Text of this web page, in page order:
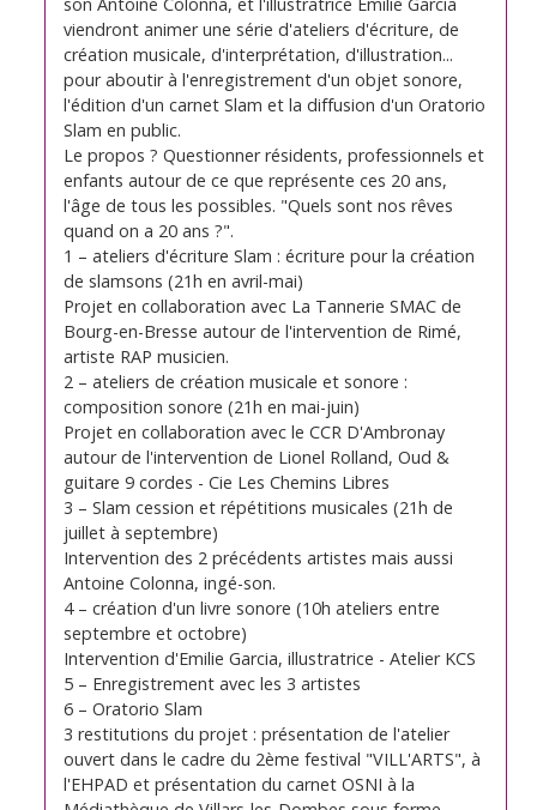
viendront animer une série d'ateliers d'écriture, de
création musicale, d'interprétation, d'illustration...
pour aboutir à l'enregistrement d'un objet sonore,
l'édition d'un carnet Slam et la diffusion d'un Oratorio
Slam en public.
Le propos ? Questionner résidents, professionnels et
enfants autour de ce que représente ces 20 ans,
l'âge de tous les possibles. "Quels sont nos rêves
quand on a 20 ans ?".
1 – ateliers d'écriture Slam : écriture pour la création
de slamsons (21h en avril-mai)
Projet en collaboration avec La Tannerie SMAC de
Bourg-en-Bresse autour de l'intervention de Rimé,
artiste RAP musicien.
2 – ateliers de création musicale et sonore :
composition sonore (21h en mai-juin)
Projet en collaboration avec le CCR D'Ambronay
autour de l'intervention de Lionel Rolland, Oud &
guitare 9 cordes - Cie Les Chemins Libres
3 – Slam cession et répétitions musicales (21h de
juillet à septembre)
Intervention des 2 précédents artistes mais aussi
Antoine Colonna, ingé-son.
4 – création d'un livre sonore (10h ateliers entre
septembre et octobre)
Intervention d'Emilie Garcia, illustratrice - Atelier KCS
5 – Enregistrement avec les 3 artistes
6 – Oratorio Slam
3 restitutions du projet : présentation de l'atelier
ouvert dans le cadre du 2ème festival "VILL'ARTS", à
l'EHPAD et présentation du carnet OSNI à la